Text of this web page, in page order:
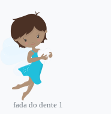
fada do dente 1